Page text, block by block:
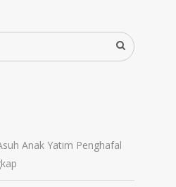
Anak Yatim Penghafal